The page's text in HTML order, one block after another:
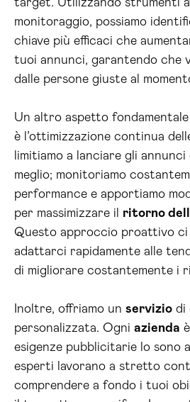
target. Utilizzando strumenti
monitoraggio, possiamo
chiave più efficaci che
tuoi annunci, garantendo che
dalle persone giuste al
Un altro aspetto
è l’ottimizzazione continua
limitiamo a lanciare gli annunci
meglio; monitoriamo
performance e apportiamo
per massimizzare il ritorno
Questo approccio proattivo ci
adattarci rapidamente alle
di migliorare costantemente i
Inoltre, offriamo un servizio di
personalizzata. Ogni azienda
esigenze pubblicitarie lo
esperti lavorano a stretto
comprendere a fondo i tuoi